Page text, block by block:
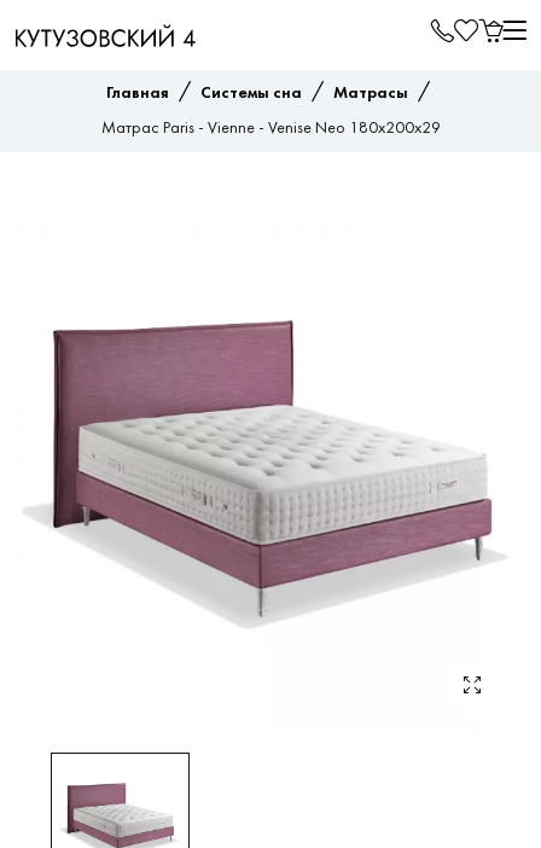
Главная / Системы сна / Матрасы /
Матрас Paris - Vienne - Venise Neo 180x200x29